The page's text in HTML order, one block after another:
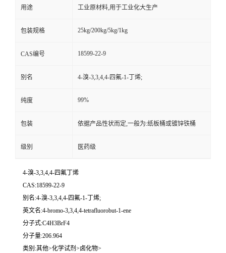
用途 工业原材料,用于工业化大生产
包装规格 25kg/200kg/5kg/1kg
CAS编号 18599-22-9
别名 4-溴-3,3,4,4-四氟-1-丁烯;
纯度 99%
包装 依据产品性状而定,一般为:纸板桶或镀锌铁桶
级别 医药级
4-溴-3,3,4,4-四氟丁烯
CAS:18599-22-9
别名:4-溴-3,3,4,4-四氟-1-丁烯;
英文名:4-bromo-3,3,4,4-tetrafluorobut-1-ene
分子式:C4H3BrF4
分子量:206.964
类别:其他>化学试剂>卤化物>